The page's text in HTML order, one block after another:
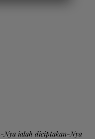
Nya ialah diciptakan-Nya